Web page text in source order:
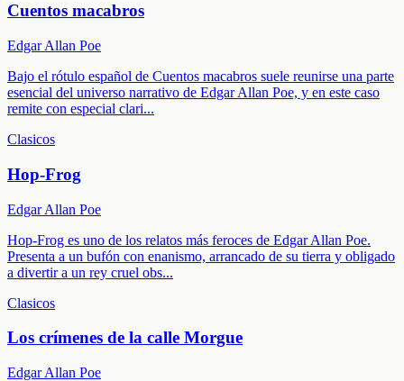
Cuentos macabros
Edgar Allan Poe
Bajo el rótulo español de Cuentos macabros suele reunirse una parte
esencial del universo narrativo de Edgar Allan Poe, y en este caso
remite con especial clari...
Clasicos
Hop-Frog
Edgar Allan Poe
Hop-Frog es uno de los relatos más feroces de Edgar Allan Poe.
Presenta a un bufón con enanismo, arrancado de su tierra y obligado
a divertir a un rey cruel obs...
Clasicos
Los crímenes de la calle Morgue
Edgar Allan Poe